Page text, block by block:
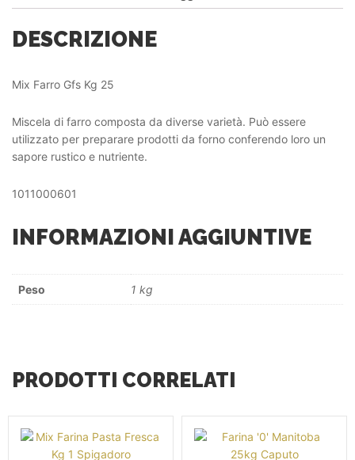
DESCRIZIONE
Mix Farro Gfs Kg 25
Miscela di farro composta da diverse varietà. Può essere
utilizzato per preparare prodotti da forno conferendo loro un
sapore rustico e nutriente.
1011000601
INFORMAZIONI AGGIUNTIVE
Peso 1 kg
PRODOTTI CORRELATI